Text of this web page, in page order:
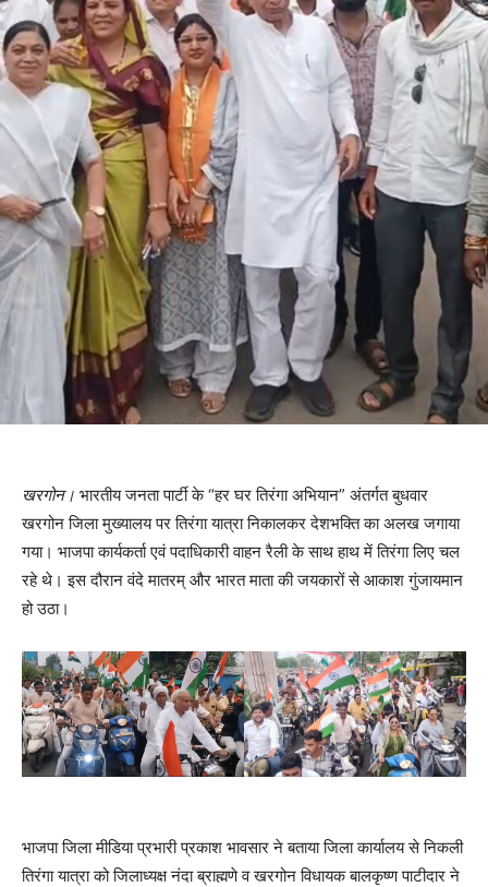
खरगोन। भारतीय जनता पार्टी के “हर घर तिरंगा अभियान” अंतर्गत बुधवार
खरगोन जिला मुख्यालय पर तिरंगा यात्रा निकालकर देशभक्ति का अलख जगाया
गया। भाजपा कार्यकर्ता एवं पदाधिकारी वाहन रैली के साथ हाथ में तिरंगा लिए चल
रहे थे। इस दौरान वंदे मातरम् और भारत माता की जयकारों से आकाश गुंजायमान
हो उठा।
भाजपा जिला मीडिया प्रभारी प्रकाश भावसार ने बताया जिला कार्यालय से निकली
तिरंगा यात्रा को जिलाध्यक्ष नंदा ब्राह्मणे व खरगोन विधायक बालकृष्ण पाटीदार ने